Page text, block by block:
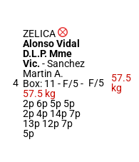
4
ZELICA
Alonso Vidal
D.L.P. Mme
Vic. -Sanchez
Martin A.
Box: 11 - F/5 -
57.5 kg
2p 6p 5p 5p
2p 4p 14p 7p
13p 12p 7p
5p
F/5
57.5
kg